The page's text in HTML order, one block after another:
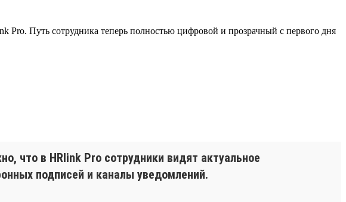
Pro. Путь сотрудника теперь полностью цифровой и прозрачный с первого дня
что в HRlink Pro сотрудники видят актуальное
подписей и каналы уведомлений.